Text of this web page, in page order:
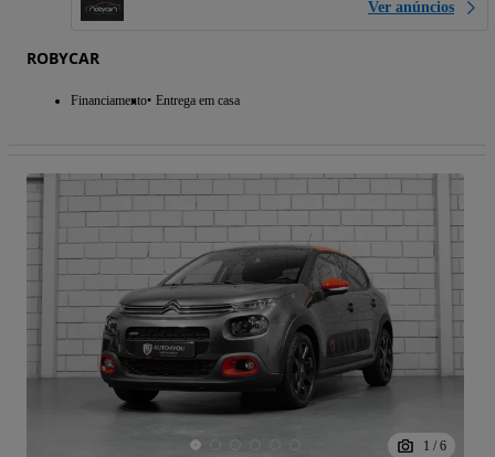
Ver anúncios
ROBYCAR
Financiamento Entrega em casa
1 / 6